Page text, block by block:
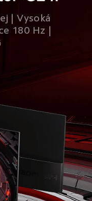
| Vysoká
180 Hz |